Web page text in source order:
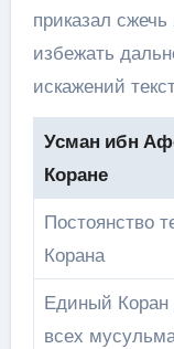
приказал
избежать
искажений
Усман ибн
Коране
Постоянство
Корана
Единый Коран
всех